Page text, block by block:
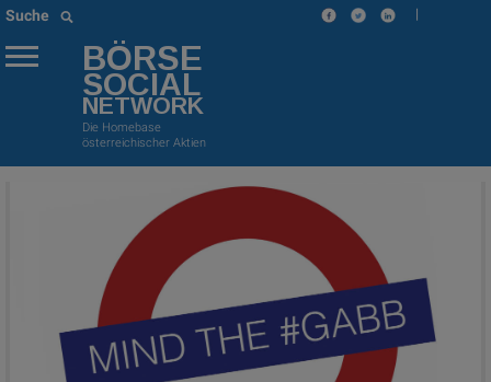
Suche |
BÖRSE
SOCIAL
NETWORK
Die Homebase
österreichischer Aktien